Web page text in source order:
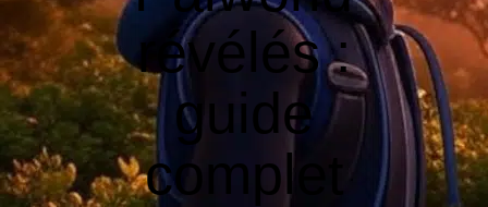
révélés :
guide
complet